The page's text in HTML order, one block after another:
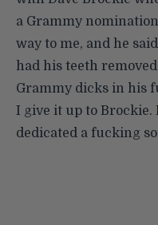
a Grammy
way to me, and he
had his teeth
Grammy dicks in his
I give it up to
dedicated a fucking